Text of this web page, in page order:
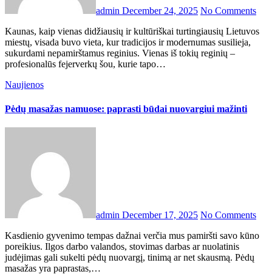
admin December 24, 2025 No Comments
Kaunas, kaip vienas didžiausių ir kultūriškai turtingiausių Lietuvos
miestų, visada buvo vieta, kur tradicijos ir modernumas susilieja,
sukurdami nepamirštamus reginius. Vienas iš tokių reginių –
profesionalūs fejerverkų šou, kurie tapo…
Naujienos
Pėdų masažas namuose: paprasti būdai nuovargiui mažinti
admin December 17, 2025 No Comments
Kasdienio gyvenimo tempas dažnai verčia mus pamiršti savo kūno
poreikius. Ilgos darbo valandos, stovimas darbas ar nuolatinis
judėjimas gali sukelti pėdų nuovargį, tinimą ar net skausmą. Pėdų
masažas yra paprastas,…